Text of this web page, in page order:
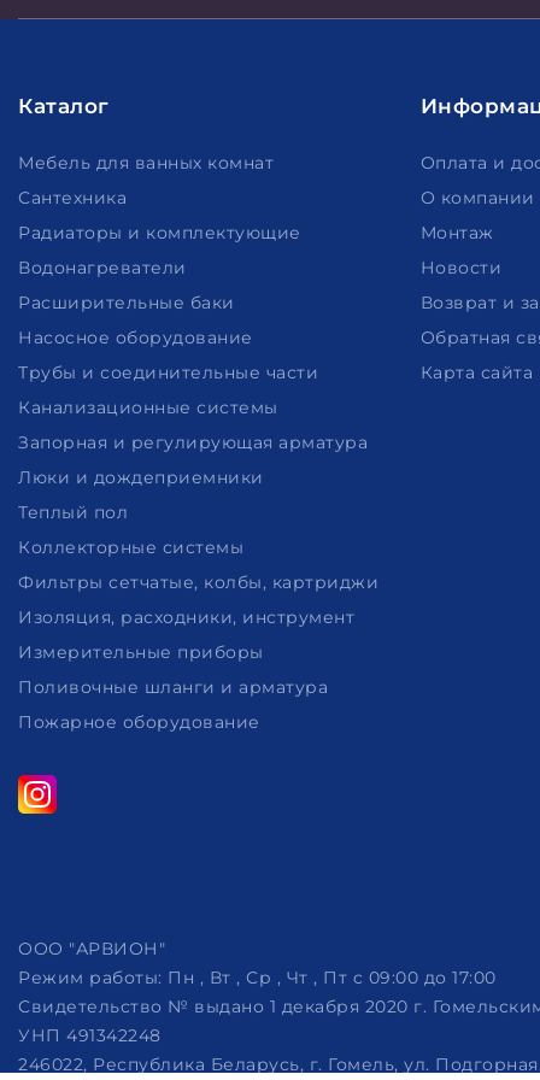
Каталог
Мебель для ванных комнат
Сантехника
Радиаторы и комплектующие
Водонагреватели
Расширительные баки
Насосное оборудование
Трубы и соединительные части
Канализационные системы
Запорная и регулирующая арматура
Люки и дождеприемники
Теплый пол
Коллекторные системы
Фильтры сетчатые, колбы, картриджи
Изоляция, расходники, инструмент
Измерительные приборы
Поливочные шланги и арматура
Пожарное оборудование
Оплата и
О компании
Монтаж
Новости
Возврат и
Обратная
Карта сайта
ООО "АРВИОН"
Режим работы: Пн , Вт , Ср , Чт , Пт c 09:00 до 17:00
Свидетельство № выдано 1 декабря 2020 г.
УНП 491342248
246022, Республика Беларусь, г. Гомель, ул.